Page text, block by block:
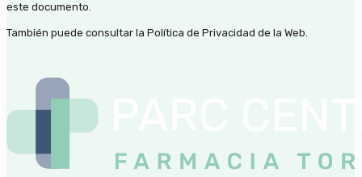
este documento.
También puede consultar la Política de Privacidad de la Web.